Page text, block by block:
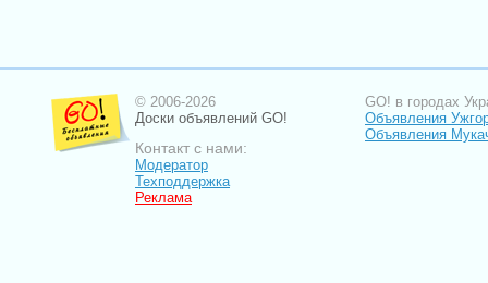
© 2006-2026
Доски объявлений GO!
Контакт с нами:
Модератор
Техподдержка
Реклама
GO! в городах
Объявления
Объявления